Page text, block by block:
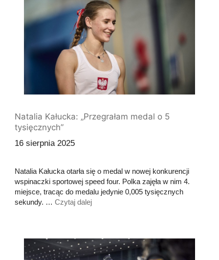
Natalia Kałucka: „Przegrałam medal o 5
tysięcznych”
16 sierpnia 2025
Natalia Kałucka otarła się o medal w nowej konkurencji
wspinaczki sportowej speed four. Polka zajęła w nim 4.
miejsce, tracąc do medalu jedynie 0,005 tysięcznych
sekundy. … Czytaj dalej